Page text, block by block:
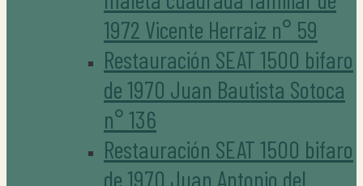
1972 Vicente Herraiz n° 59
Restauración SEAT 1500 bifaro
de 1970 Juan Bautista Sotoca
n° 136
Restauración SEAT 1500 bifaro
de 1970 Juan Antonio del